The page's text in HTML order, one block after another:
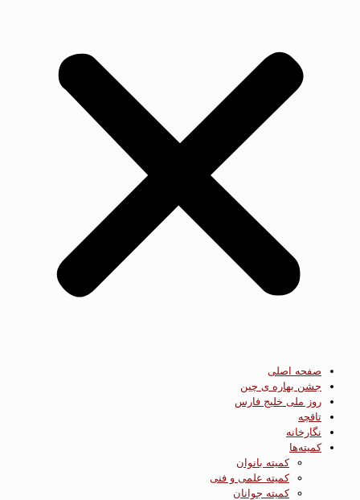
صفحه اصلی
جشن بهاره ی چین
روز ملی خلیج فارس
تاقچه
نگارخانه
کمیته‌ها
کمیته بانوان
کمیته علمی و فنی
کمیته جوانان